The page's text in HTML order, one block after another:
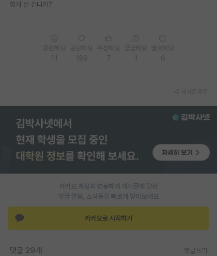
렇게 살 겁니까?
카카오 계정과 연동하여 게시글에 달린
댓글 알람, 소식등을 빠르게 받아보세요
카카오로 시작하기
댓글 29개 댓글쓰기